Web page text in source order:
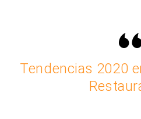
Tendencias 2020